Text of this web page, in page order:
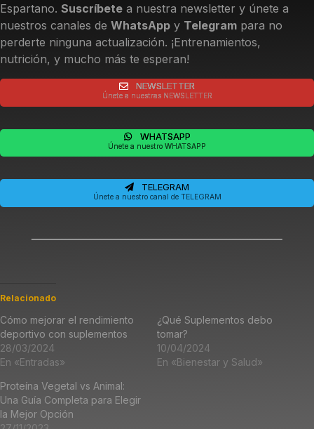
Espartano. Suscríbete a nuestra newsletter y únete a
nuestros canales de WhatsApp y Telegram para no
perderte ninguna actualización. ¡Entrenamientos,
nutrición, y mucho más te esperan!
NEWSLETTER
Únete a nuestras NEWSLETTER
WHATSAPP
Únete a nuestro WHATSAPP
TELEGRAM
Únete a nuestro canal de TELEGRAM
Relacionado
Cómo mejorar el rendimiento
deportivo con suplementos
28/03/2024
En «Entradas»
¿Qué Suplementos debo
tomar?
10/04/2024
En «Bienestar y Salud»
Proteína Vegetal vs Animal:
Una Guía Completa para Elegir
la Mejor Opción